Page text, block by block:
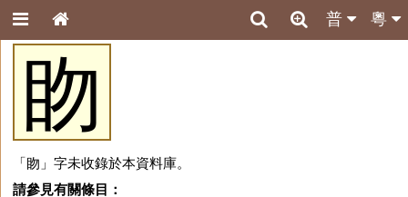
粵
普
䀛
「䀛」字未收錄於本資料庫。
請參見有關條目：